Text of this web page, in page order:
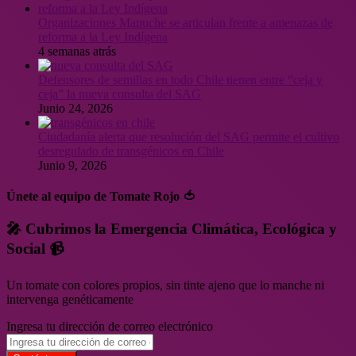
4 semanas atrás
Junio 24, 2026
Ciudadanía alerta que resolución del SAG permite el cultivo
desregulado de transgénicos en Chile
Junio 9, 2026
Únete al equipo de Tomate Rojo 🍅
🎤 Cubrimos la Emergencia Climática, Ecológica y
Social 📹
Un tomate con colores propios, sin tinte ajeno que lo manche ni
intervenga genéticamente
Ingresa tu dirección de correo electrónico